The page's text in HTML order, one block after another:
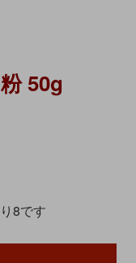
50g
8です